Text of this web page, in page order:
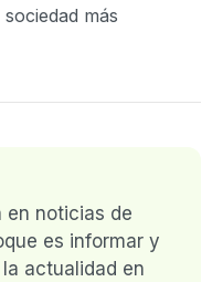
más
en noticias de
es informar y
actualidad en